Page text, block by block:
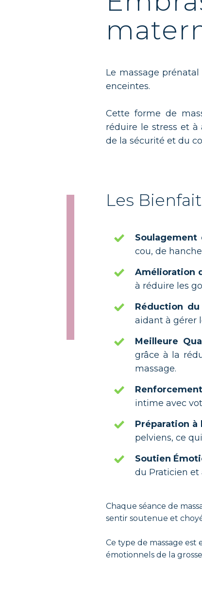
Le massage
enceintes.
Cette forme de
réduire le stress et
de la sécurité et du
Les
cou, de
Amélioration
à réduire les
Réduction
aidant à gérer
Meilleure
grâce à la
massage.
intime avec
Préparation à
pelviens, ce
Soutien
du Praticien et
Chaque séance de
sentir soutenue et
Ce type de massage est
émotionnels de la